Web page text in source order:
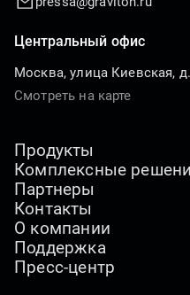
Центральный офис
Москва, улица Киевская,
Смотреть на карте
Продукты
Клиентские устройства
Серверы и хранение данных
Индустриальные решения
Отраслевые решения
Комплексные
ПАК
Партнеры
Где купить
Дистрибьюторы
Технологические партнеры
Партнерская программа
Контакты
Адреса офисов
Реквизиты компании
По вопросам СМИ
О компании
Наша миссия
Видео о компании
Поддержка
Горячая линия
Пресс-центр